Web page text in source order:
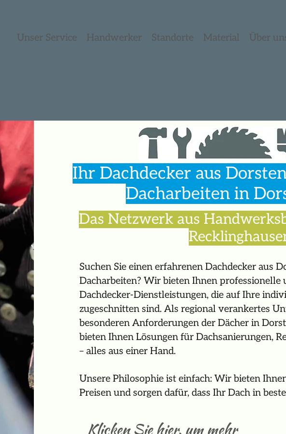
Unser Service Handwerker Standorte Material Über
Ihr Dachdecker aus
Dacharbeiten in
Das Netzwerk aus
Suchen Sie einen erfahrenen Dachdecker aus
Dacharbeiten? Wir bieten Ihnen professionelle
Dachdecker-Dienstleistungen, die auf Ihre
zugeschnitten sind. Als regional verankertes
besonderen Anforderungen der Dächer in
bieten Ihnen Lösungen für Dachsanierungen,
– alles aus einer Hand.
Unsere Philosophie ist einfach: Wir bieten
Preisen und sorgen dafür, dass Ihr Dach in
Klicken Sie hier, um mehr